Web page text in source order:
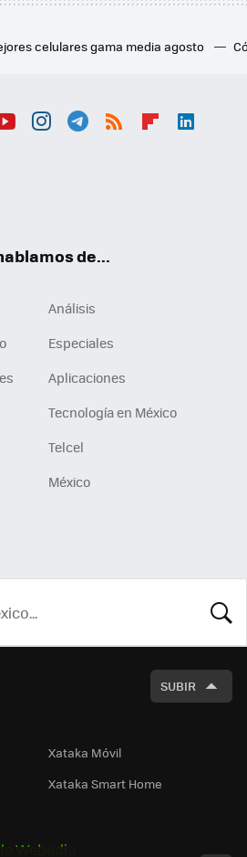
celulares gama media agosto
de...
Análisis
Especiales
Aplicaciones
Tecnología en México
Telcel
México
SUBIR
Xataka Móvil
Xataka Smart Home
Webedia